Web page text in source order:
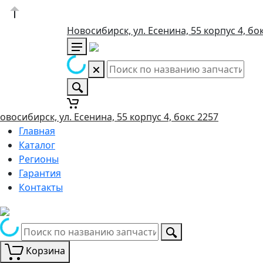
Новосибирск, ул. Есенина, 55 корпус 4,
ул. Есенина, 55 корпус 4, бокс 2257
Главная
Каталог
Регионы
Гарантия
Контакты
Корзина